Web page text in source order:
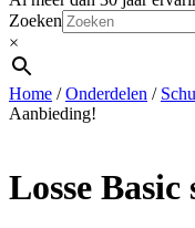
Zoeken
×
Home /Onderdelen /
Aanbieding!
Losse